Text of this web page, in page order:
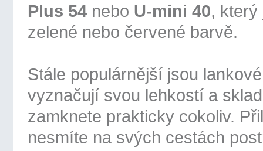
Plus 54 nebo U-mini 40, který
zelené nebo červené barvě.
Stále populárnější jsou
vyznačují svou lehkostí a
zamknete prakticky cokoliv.
nesmíte na svých cestách